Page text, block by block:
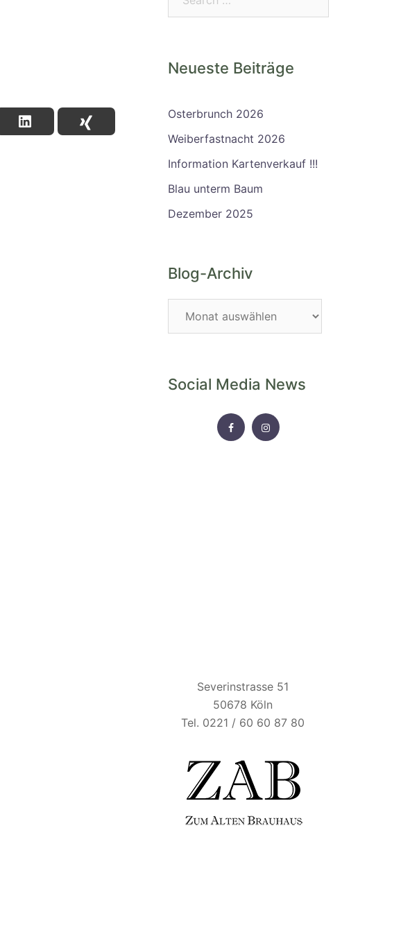
Neueste Beiträge
Osterbrunch 2026
Weiberfastnacht 2026
Information Kartenverkauf !!!
Blau unterm Baum
Dezember 2025
Blog-Archiv
Social Media News
FACEBOOKINSTAGRAM
Severinstrasse 51
50678 Köln
Tel. 0221 / 60 60 87 80